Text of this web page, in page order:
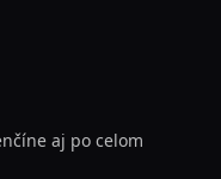
aj po celom